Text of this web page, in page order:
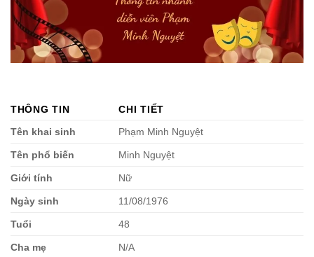
THÔNG TIN
CHI TIẾT
Tên khai sinh
Phạm Minh Nguyệt
Tên phổ biến Minh Nguyệt
Giới tính Nữ
Ngày sinh 11/08/1976
Tuổi 48
Cha mẹ N/A